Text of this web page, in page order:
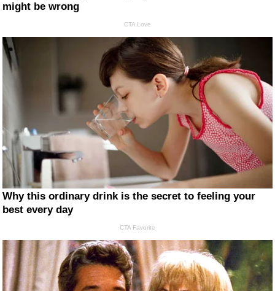
might be wrong
CTA Love
Why this ordinary drink is the secret to feeling your
best every day
CTA Favorite